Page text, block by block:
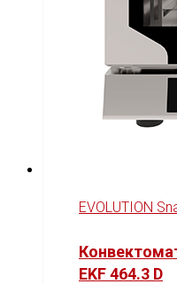
EVOLUTION
EKF 464.3 D